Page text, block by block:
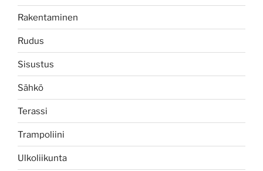
Rakentaminen
Rudus
Sisustus
Sähkö
Terassi
Trampoliini
Ulkoliikunta